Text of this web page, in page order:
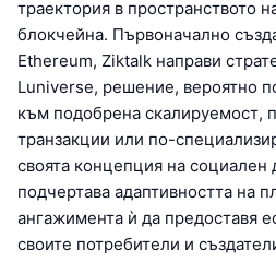
траектория в пространството
блокчейна. Първоначално
Ethereum, Ziktalk направи
Luniverse, решение, вероятно
към подобрена скалируемост,
транзакции или по-
своята концепция на социален
подчертава адаптивността на
ангажимента ѝ да предоставя
своите потребители и